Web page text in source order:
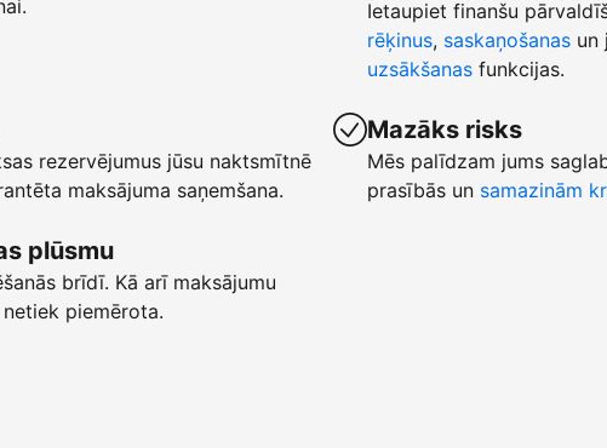
rezervējumus jūsu naktsmītnē
maksājuma saņemšana.
plūsmu
brīdī. Kā arī maksājumu
piemērota.
Ietaupiet finanšu
rēķinus, saskaņošanas un
uzsākšanas funkcijas.
Mazāks risks
Mēs palīdzam jums
prasībās un samazinām